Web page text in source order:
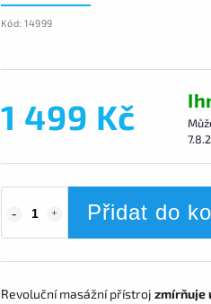
Kód: 14999
1 499 Kč
Přidat do
Revoluční masážní přístroj zmírňuje